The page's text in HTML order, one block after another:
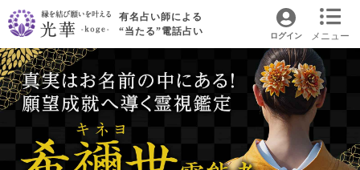
メニュー
有名占い師による
“当たる”電話占い
ログイン